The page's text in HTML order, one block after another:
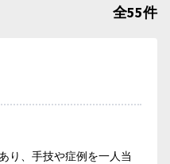
全55件
り、手技や症例を一人当